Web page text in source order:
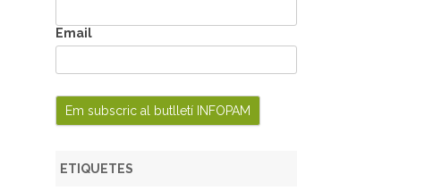
Email
ETIQUETES